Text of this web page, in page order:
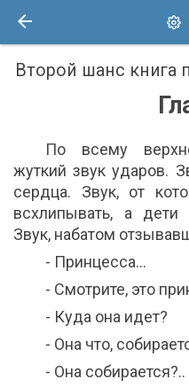
Второй шанс книга
По всему
жуткий звук ударов.
сердца. Звук, от
всхлипывать, а дети
Звук, набатом
- Принцесса…
- Смотрите, это
- Куда она идет?
- Она что,
- Она собирается?..